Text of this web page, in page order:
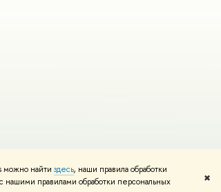
можно найти здесь, наши правила обработки
правилами обработки персональных
✖
Редактору